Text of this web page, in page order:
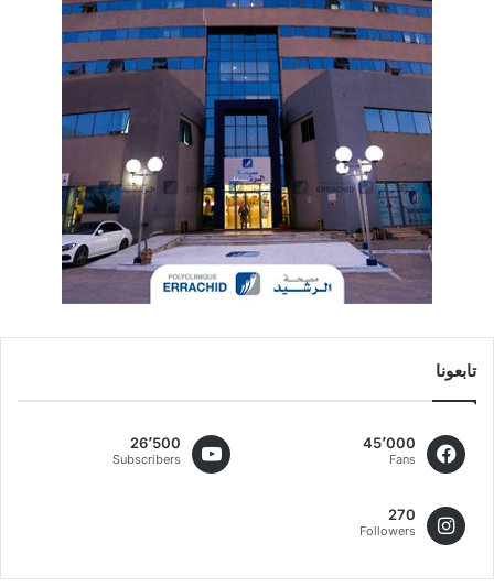
تابعونا
45٬000
Fans
26٬500
Subscribers
270
Followers